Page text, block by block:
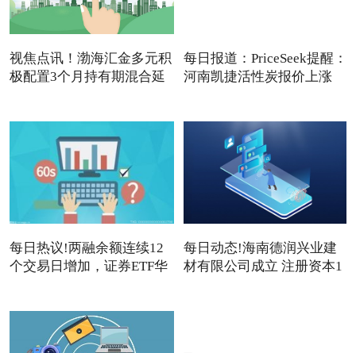
视焦点讯！渤海汇金多元积
极配置3个月持有期混合延
每日报道：PriceSeek提醒：
河南凯捷活性炭报价上涨
每日热议!两融余额连续12
个交易日增加，证券ETF华
每日动态!海南德润兴业建
材有限公司成立 注册资本1